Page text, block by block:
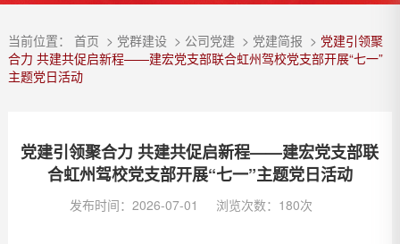
当前位置： 首页 > 党群建设> 公司党建> 党建简报 > 党建引领聚
合力 共建共促启新程——建宏党支部联合虹州驾校党支部开展“七一”
主题党日活动
党建引领聚合力 共建共促启新程——建宏党支部联
合虹州驾校党支部开展“七一”主题党日活动
发布时间：2026-07-01 浏览次数：180次